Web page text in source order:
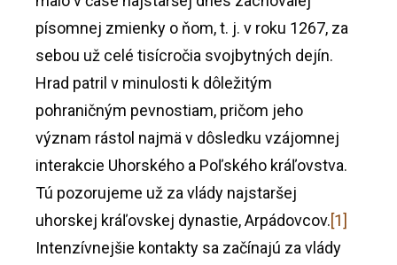
písomnej zmienky o ňom, t. j. v roku 1267, za
sebou už celé tisícročia svojbytných dejín.
Hrad patril v minulosti k dôležitým
pohraničným pevnostiam, pričom jeho
význam rástol najmä v dôsledku vzájomnej
interakcie Uhorského a Poľského kráľovstva.
Tú pozorujeme už za vlády najstaršej
uhorskej kráľovskej dynastie, Arpádovcov.[1]
Intenzívnejšie kontakty sa začínajú za vlády